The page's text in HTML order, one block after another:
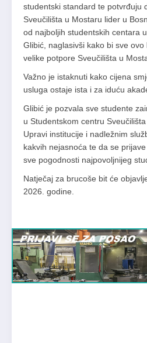
studentski standard te potvrđuju
Sveučilišta u Mostaru lider u
od najboljih studentskih centara
Glibić, naglasivši kako bi sve
velike potpore Sveučilišta u
Važno je istaknuti kako cijena
usluga ostaje ista i za iduću
Glibić je pozvala sve studente
u Studentskom centru
Upravi institucije i nadležnim
kakvih nejasnoća te da se
sve pogodnosti najpovoljnijeg
Natječaj za brucoše bit će
2026. godine.